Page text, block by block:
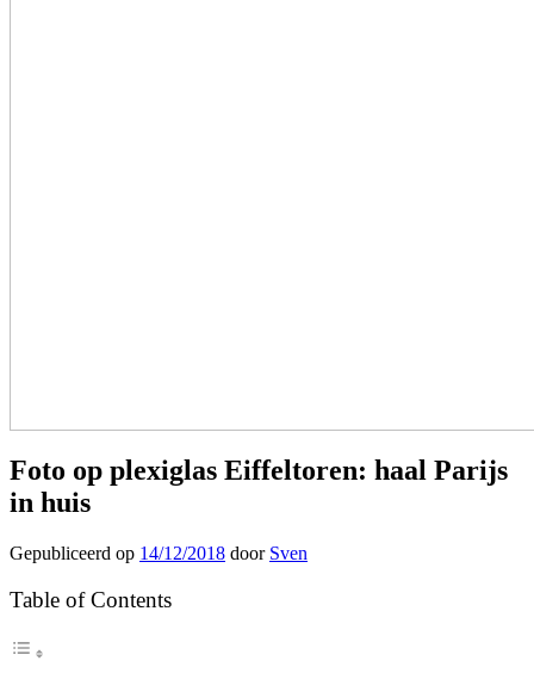
Foto op plexiglas Eiffeltoren: haal Parijs
in huis
Gepubliceerd op 14/12/2018 door Sven
Table of Contents